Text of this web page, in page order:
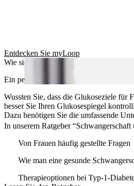
Entdecken Sie myLoop
Wie sieht ein perfekter Plan aus?
Ein perfekter Plan minimiert den
Wussten Sie, dass die Glukoseziele für
besser Sie Ihren Glukosespiegel
Dazu benötigen Sie die umfassende
In unserem Ratgeber
Von Frauen häufig gestellte Fragen
Wie man eine gesunde
Therapieoptionen bei Typ-1-